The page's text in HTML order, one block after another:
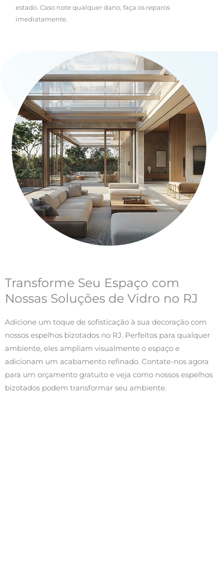
estado. Caso note qualquer dano, faça os reparos
imediatamente.
Transforme Seu Espaço com
Nossas Soluções de Vidro no RJ
Adicione um toque de sofisticação à sua decoração com
nossos espelhos bizotados no RJ. Perfeitos para qualquer
ambiente, eles ampliam visualmente o espaço e
adicionam um acabamento refinado. Contate-nos agora
para um orçamento gratuito e veja como nossos espelhos
bizotados podem transformar seu ambiente.